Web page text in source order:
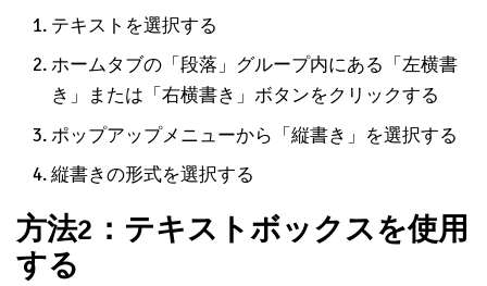
テキストを選択する
ホームタブの「段落」グループ内にある「左横書
き」または「右横書き」ボタンをクリックする
ポップアップメニューから「縦書き」を選択する
縦書きの形式を選択する
方法2：テキストボックスを使用
する